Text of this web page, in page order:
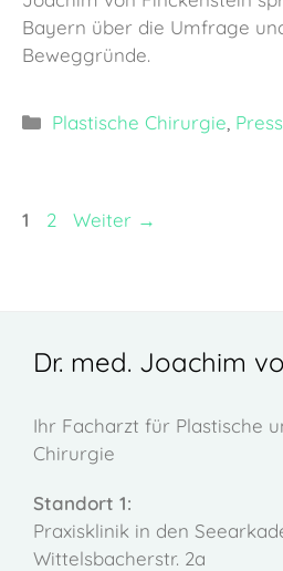
Bayern über die Umfrage
Beweggründe.
Kategorien
Plastische Chirurgie
Seite
1 Seite
2 Weiter →
Dr. med. Joachim
Ihr Facharzt für Plastische
Chirurgie
Standort 1:
Praxisklinik in den
Wittelsbacherstr. 2a